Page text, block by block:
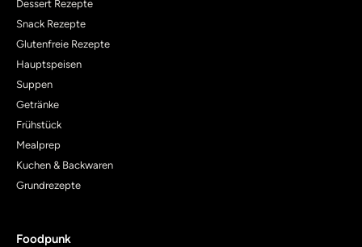
Dessert Rezepte
Snack Rezepte
Glutenfreie Rezepte
Hauptspeisen
Suppen
Getränke
Frühstück
Mealprep
Kuchen & Backwaren
Grundrezepte
Foodpunk